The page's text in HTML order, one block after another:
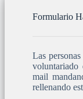
Formulario
Las
mail
rellenando